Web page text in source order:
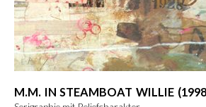
M.M. IN STEAMBOAT WILLIE